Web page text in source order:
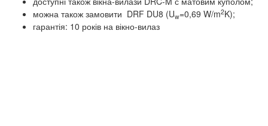
можна також замовити DRF DU8 (Uw=0,69 W/m2K);
гарантія: 10 років на вікно-вилаз